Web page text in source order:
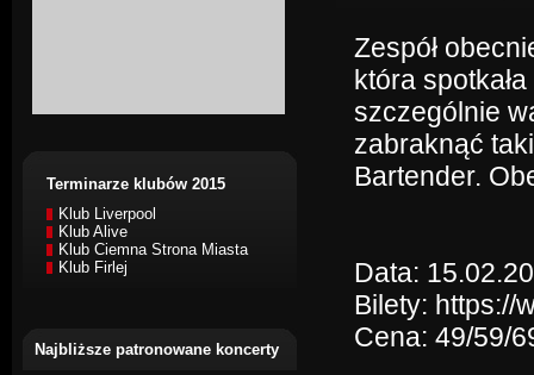
Terminarze klubów 2015
Klub Liverpool
Klub Alive
Klub Ciemna Strona Miasta
Klub Firlej
Najbliższe patronowane koncerty
Zespół
która
szczególnie
zabraknąć
Bartender.
Data:
Bilety: https://
Cena: 49/59/